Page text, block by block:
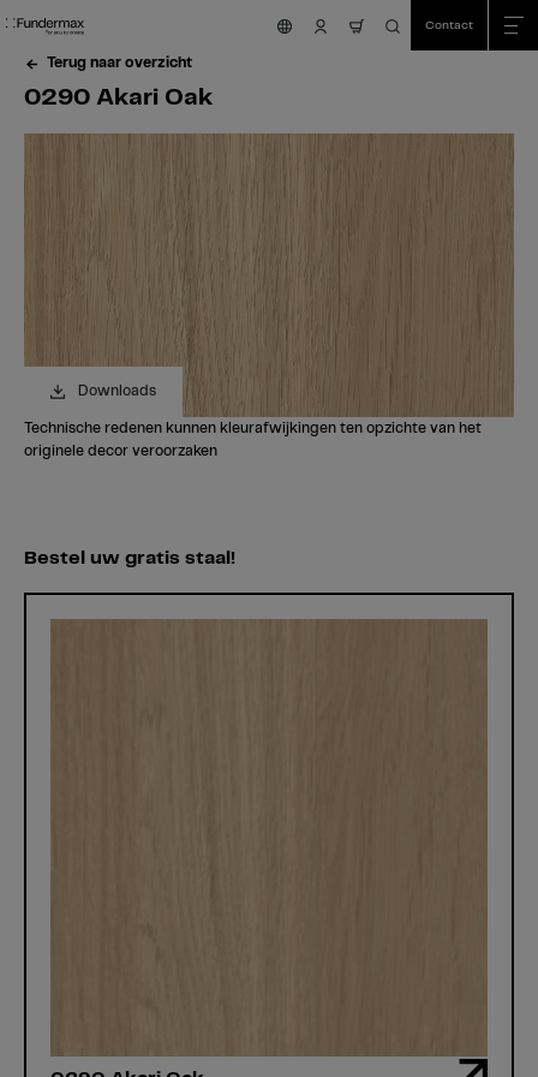
sr.skip-to.main-content
sr.skip-to.table-of-contents
sr.skip-to.main-navigation
nav.cart.item.count
Contact
Terug naar overzicht
0290 Akari Oak
Downloads
Technische redenen kunnen kleurafwijkingen ten opzichte van het
originele decor veroorzaken
Bestel uw gratis staal!